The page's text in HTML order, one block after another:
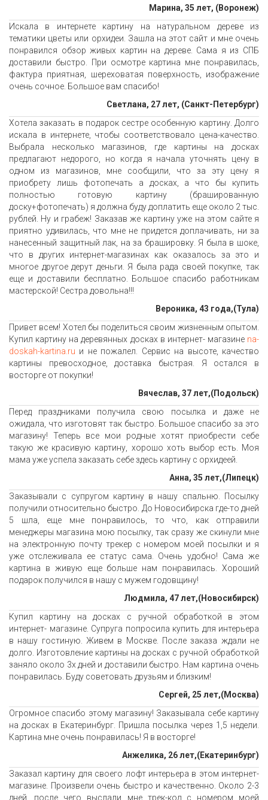
Марина, 35 лет, (Воронеж)
Искала в интернете картину на натуральном дереве из
тематики цветы или орхидеи. Зашла на этот сайт и мне очень
понравился обзор живых картин на дереве. Сама я из СПБ
доставили быстро. При осмотре картина мне понравилась,
фактура приятная, шереховатая поверхность, изображение
очень сочное. Большое вам спасибо!
Светлана, 27 лет, (Санкт-Петербург)
Хотела заказать в подарок сестре особенную картину. Долго
искала в интернете, чтобы соответствовало цена-качество.
Выбрала несколько магазинов, где картины на досках
предлагают недорого, но когда я начала уточнять цену в
одном из магазинов, мне сообщили, что за эту цену я
приобрету лишь фотопечать а досках, а что бы купить
полностью готовую картину (брашированную
доску+фотопечать) я должна буду доплатить еще около 2 тыс.
рублей. Ну и грабеж! Заказав же картину уже на этом сайте я
приятно удивилась, что мне не придется доплачивать, ни за
нанесенный защитный лак, на за брашировку. Я была в шоке,
что в других интернет-магазинах как оказалось за это и
многое другое дерут деньги. Я была рада своей покупке, так
еще и доставили бесплатно. Большое спасибо работникам
мастерской! Сестра довольна!!!
Вероника, 43 года,(Тула)
Привет всем! Хотел бы поделиться своим жизненным опытом.
Купил картину на деревянных досках в интернет- магазине na-
doskah-kartina.ru и не пожалел. Сервис на высоте, качество
картины превосходное, доставка быстрая. Я остался в
восторге от покупки!
Вячеслав, 37 лет,(Подольск)
Перед праздниками получила свою посылка и даже не
ожидала, что изготовят так быстро. Большое спасибо за это
магазину! Теперь все мои родные хотят приобрести себе
такую же красивую картину, хорошо хоть выбор есть. Моя
мама уже успела заказать себе здесь картину с орхидеей.
Анна, 35 лет,(Липецк)
Заказывали с супругом картину в нашу спальню. Посылку
получили относительно быстро. До Новосибирска где-то дней
5 шла, еще мне понравилось, то что, как отправили
менеджеры магазина мою посылку, так сразу же скинули мне
на электронную почту трекер с номером моей посылки и я
уже отслеживала ее статус сама. Очень удобно! Сама же
картина в живую еще больше нам понравилась. Хороший
подарок получился в нашу с мужем годовщину!
Людмила, 47 лет,(Новосибирск)
Купил картину на досках с ручной обработкой в этом
интернет- магазине. Супруга попросила купить для интерьера
в нашу гостиную. Живем в Москве. После заказа ждали не
долго. Изготовление картины на досках с ручной обработкой
заняло около 3х дней и доставили быстро. Нам картина очень
понравилась. Буду советовать друзьям и близким!
Сергей, 25 лет,(Москва)
Огромное спасибо этому магазину! Заказывала себе картину
на досках в Екатеринбург. Пришла посылка через 1,5 недели.
Картина мне очень понравилась! Я в восторге!
Анжелика, 26 лет,(Екатеринбург)
Заказал картину для своего лофт интерьера в этом интернет-
магазине. Произвели очень быстро и качественно. Около 2-3
дней, после чего выслали мне трек-код с номером моей